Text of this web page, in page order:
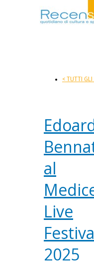
< TUTTI GLI
al
Live
2025